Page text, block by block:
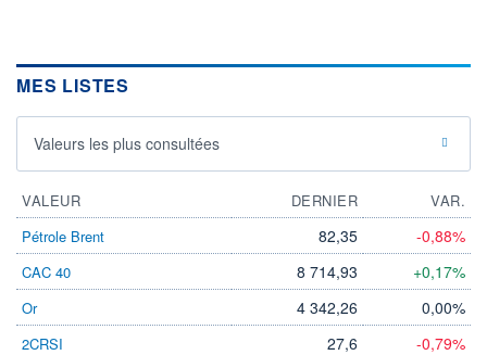
INDICE DE RÉFÉRENCE
NASDAQ Composite
0,0000
+ HAUT
0,0000
+ BAS
2,3200
0
CAPITAL ÉCHANGÉ
0,00%
MES LISTES
Valeurs les plus consultées
VALEUR DERNIER
VAR.
Pétrole Brent
82,35 -0,88%
CAC 40 8 714,93 +0,17%
Or 4 342,26 0,00%
2CRSI 27,6 -0,79%